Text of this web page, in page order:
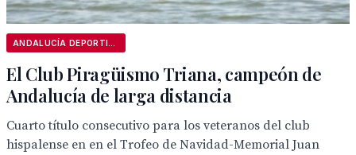
El Club Piragüismo Triana, campeón de
Andalucía de larga distancia
Cuarto título consecutivo para los veteranos del club
hispalense en en el Trofeo de Navidad-Memorial Juan